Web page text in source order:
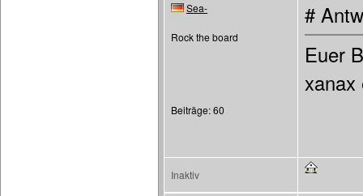
Sea-
Rock the board
Beiträge: 60
#
Euer
xanax
Inaktiv